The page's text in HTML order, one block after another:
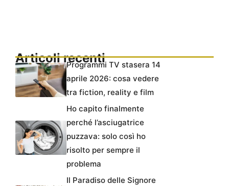
Articoli recentiProgrammi TV stasera 14
aprile 2026: cosa vedere
tra fiction, reality e film
Ho capito finalmente
perché l’asciugatrice
puzzava: solo così ho
risolto per sempre il
problema
Il Paradiso delle Signore